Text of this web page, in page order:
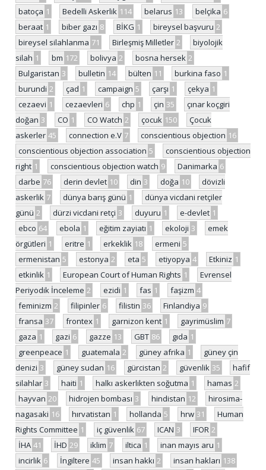
batoça 1 Bedelli Askerlik 114 belarus 13 belçika 6
beraat 1 biber gazı 8 BİKG 1 bireysel başvuru 2
bireysel silahlanma 71 Birleşmiş Milletler 2
biyolojik
silah 1 bm 172 bolivya 2 bosna hersek 2
Bulgaristan 3 bulletin 14 bülten 11 burkina faso 1
burundi 2 çad 1 campaign 5 çarşı 1 çekya 1
cezaevi 1 cezaevleri 6 chp 1 çin 35
çınar koçgiri
doğan 3 CO 1 CO Watch 2 çocuk 150
Çocuk
askerler 45 connection e.V 7 conscientious objection 16
conscientious objection association 5
conscientious objection
right 1 conscientious objection watch 9 Danimarka 6
darbe 76 derin devlet 10 din 3 doğa 10
dövizli
askerlik 7 dünya barış günü 1
dünya vicdani retçiler
günü 2 dürzi vicdani retçi 3 duyuru 1 e-devlet 1
ebco 64 ebola 1 eğitim zayiatı 1 ekoloji 3
emek
örgütleri 1 eritre 1 erkeklik 18 ermeni 5
ermenistan 5 estonya 2 eta 5 etiyopya 4 Etkiniz 1
etkinlik 1 European Court of Human Rights 1
Evrensel
Periyodik İnceleme 2 ezidi 1 fas 1 faşizm 4
feminizm 2 filipinler 6 filistin 36 Finlandiya 9
fransa 37 frontex 1 garnizon kent 1 gayrimüslim 7
gaza 1 gazi 6 gazze 13 GBT 86 gıda 1
greenpeace 1 guatemala 2 güney afrika 1
güney çin
denizi 3 güney sudan 16 gürcistan 2 güvenlik 35
hafif
silahlar 3 haiti 1 halkı askerlikten soğutma 1 hamas 2
hayvan 20 hidrojen bombası 3 hindistan 12
hirosima-
nagasaki 16 hırvatistan 1 hollanda 5 hrw 31
Human
Rights Committee 1 iç güvenlik 67 ICAN 3 IFOR 2
İHA 41 İHD 29 iklim 7 iltica 1 inan mayıs aru 1
incirlik 6 İngiltere 45 insan hakkı 2 insan hakları 138